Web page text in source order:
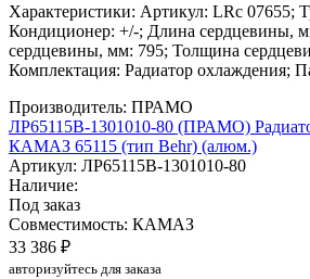
Характеристики: Артикул: LRc 07655;
Кондиционер: +/-; Длина сердцевины,
сердцевины, мм: 795; Толщина
Комплектация: Радиатор охлаждения;
Производитель: ПРАМО
ЛР65115В-1301010-80 (ПРАМО)
КАМАЗ 65115 (тип Behr) (алюм.)
Артикул: ЛР65115В-1301010-80
Наличие:
Под заказ
Совместимость: КАМАЗ
33 386 ₽
авторизуйтесь для заказа